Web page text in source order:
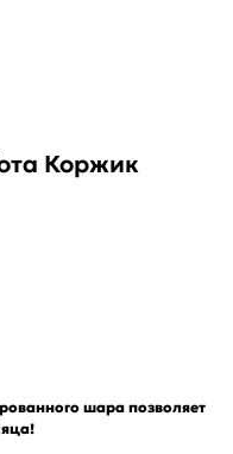
Коржик
шара позволяет